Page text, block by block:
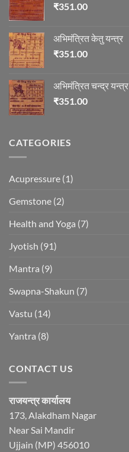
₹351.00
अभिमंत्रित केतु यन्त्र
₹351.00
अभिमंत्रित चन्द्र यन्त्र
₹351.00
CATEGORIES
Acupressure (1)
Gemstone (2)
Health and Yoga (7)
Jyotish (91)
Mantra (9)
Swapna-Shakun (7)
Vastu (14)
Yantra (8)
CONTACT US
राजयन्त्र कार्यालय
173, Alakdham Nagar
Near Sai Mandir
Ujjain (MP) 456010